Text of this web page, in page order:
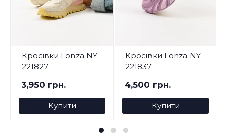
Кросівки Lonza NY
221827
3,950 грн.
Купити
Кросівки Lonza NY
221837
4,500 грн.
Купити